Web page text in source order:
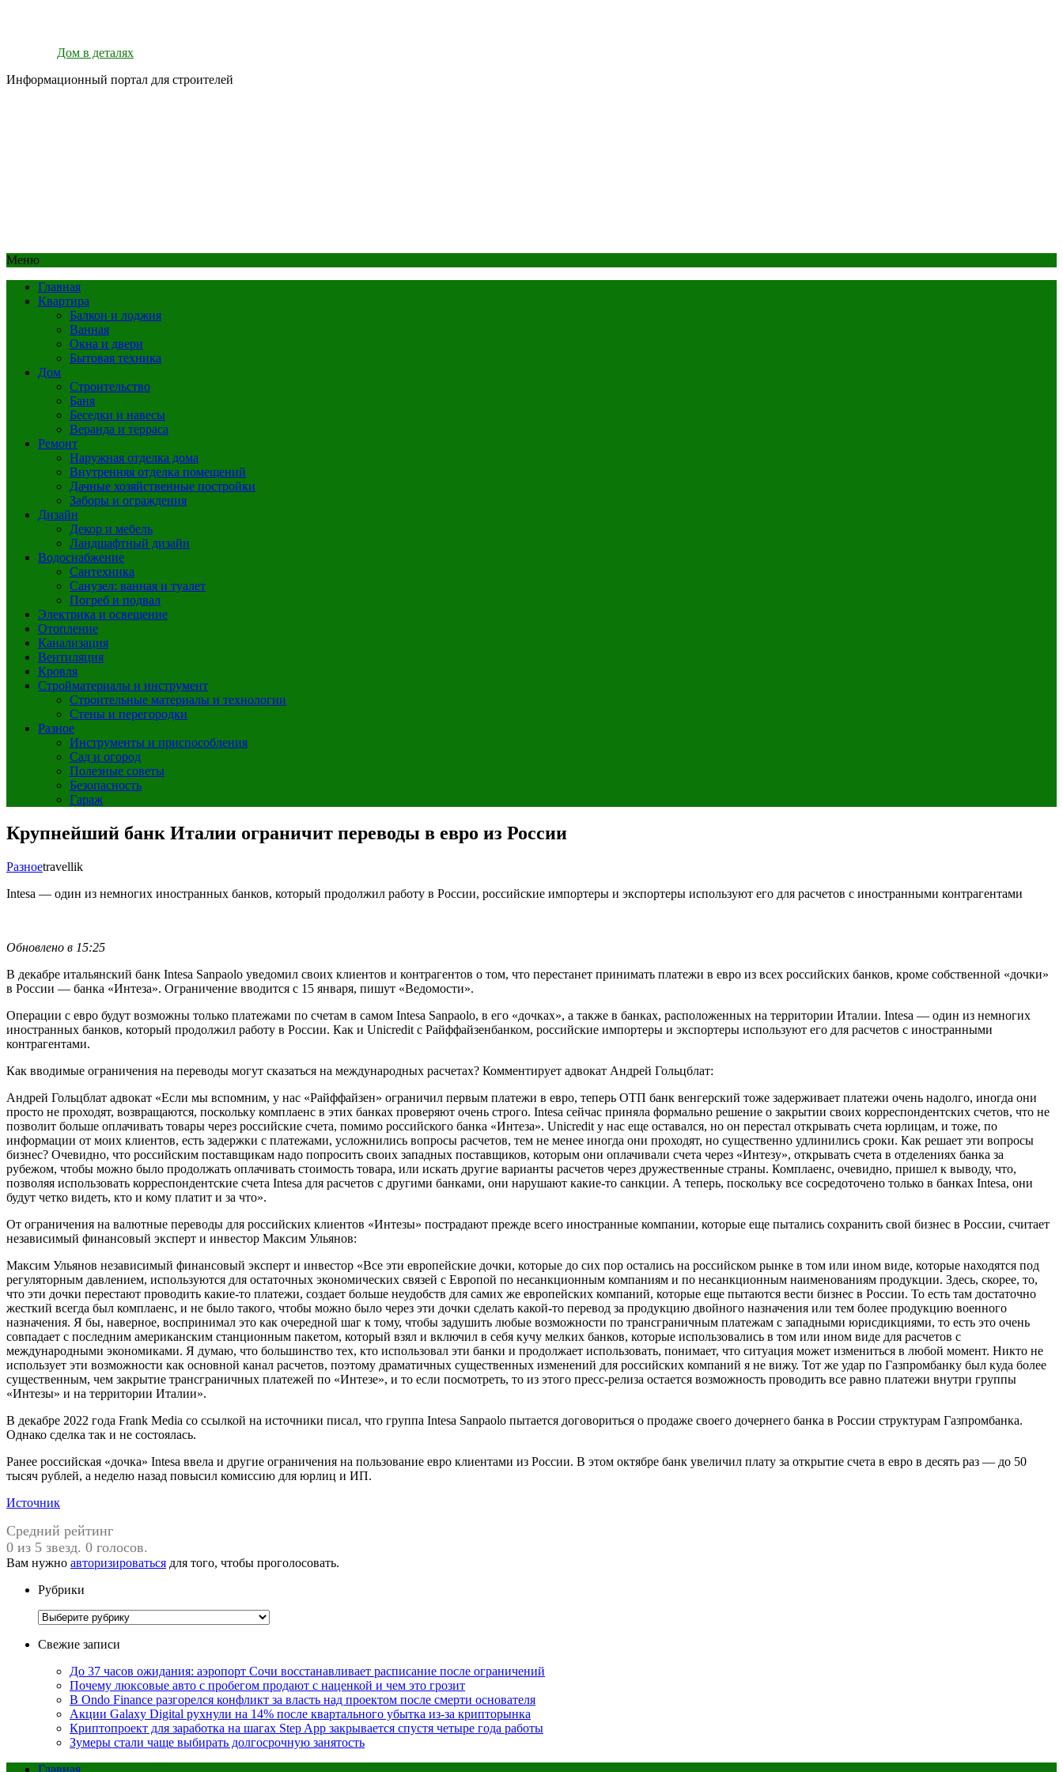
Дом в деталях
Информационный портал для строителей
Меню
Главная
Квартира
Балкон и лоджия
Ванная
Окна и двери
Бытовая техника
Дом
Строительство
Баня
Беседки и навесы
Веранда и терраса
Ремонт
Наружная отделка дома
Внутренняя отделка помещений
Дачные хозяйственные постройки
Заборы и ограждения
Дизайн
Декор и мебель
Ландшафтный дизайн
Водоснабжение
Сантехника
Санузел: ванная и туалет
Погреб и подвал
Электрика и освещение
Отопление
Канализация
Вентиляция
Кровля
Стройматериалы и инструмент
Строительные материалы и технологии
Стены и перегородки
Разное
Инструменты и приспособления
Сад и огород
Полезные советы
Безопасность
Гараж
Крупнейший банк Италии ограничит переводы в евро из России
Разноеtravellik
Intesa — один из немногих иностранных банков, который продолжил работу в России, российские импортеры и экспортеры используют его для расчетов с иностранными контрагентами
Обновлено в 15:25
В декабре итальянский банк Intesa Sanpaolo уведомил своих клиентов и контрагентов о том, что перестанет принимать платежи в евро из всех российских банков, кроме собственной «дочки»
в России — банка «Интеза». Ограничение вводится с 15 января, пишут «Ведомости».
Операции с евро будут возможны только платежами по счетам в самом Intesa Sanpaolo, в его «дочках», а также в банках, расположенных на территории Италии. Intesa — один из немногих
иностранных банков, который продолжил работу в России. Как и Unicredit с Райффайзенбанком, российские импортеры и экспортеры используют его для расчетов с иностранными
контрагентами.
Как вводимые ограничения на переводы могут сказаться на международных расчетах? Комментирует адвокат Андрей Гольцблат:
Андрей Гольцблат адвокат «Если мы вспомним, у нас «Райффайзен» ограничил первым платежи в евро, теперь ОТП банк венгерский тоже задерживает платежи очень надолго, иногда они
просто не проходят, возвращаются, поскольку комплаенс в этих банках проверяют очень строго. Intesa сейчас приняла формально решение о закрытии своих корреспондентских счетов, что не
позволит больше оплачивать товары через российские счета, помимо российского банка «Интеза». Unicredit у нас еще оставался, но он перестал открывать счета юрлицам, и тоже, по
информации от моих клиентов, есть задержки с платежами, усложнились вопросы расчетов, тем не менее иногда они проходят, но существенно удлинились сроки. Как решает эти вопросы
бизнес? Очевидно, что российским поставщикам надо попросить своих западных поставщиков, которым они оплачивали счета через «Интезу», открывать счета в отделениях банка за
рубежом, чтобы можно было продолжать оплачивать стоимость товара, или искать другие варианты расчетов через дружественные страны. Комплаенс, очевидно, пришел к выводу, что,
позволяя использовать корреспондентские счета Intesa для расчетов с другими банками, они нарушают какие-то санкции. А теперь, поскольку все сосредоточено только в банках Intesa, они
будут четко видеть, кто и кому платит и за что».
От ограничения на валютные переводы для российских клиентов «Интезы» пострадают прежде всего иностранные компании, которые еще пытались сохранить свой бизнес в России, считает
независимый финансовый эксперт и инвестор Максим Ульянов:
Максим Ульянов независимый финансовый эксперт и инвестор «Все эти европейские дочки, которые до сих пор остались на российском рынке в том или ином виде, которые находятся под
регуляторным давлением, используются для остаточных экономических связей с Европой по несанкционным компаниям и по несанкционным наименованиям продукции. Здесь, скорее, то,
что эти дочки перестают проводить какие-то платежи, создает больше неудобств для самих же европейских компаний, которые еще пытаются вести бизнес в России. То есть там достаточно
жесткий всегда был комплаенс, и не было такого, чтобы можно было через эти дочки сделать какой-то перевод за продукцию двойного назначения или тем более продукцию военного
назначения. Я бы, наверное, воспринимал это как очередной шаг к тому, чтобы задушить любые возможности по трансграничным платежам с западными юрисдикциями, то есть это очень
совпадает с последним американским станционным пакетом, который взял и включил в себя кучу мелких банков, которые использовались в том или ином виде для расчетов с
международными экономиками. Я думаю, что большинство тех, кто использовал эти банки и продолжает использовать, понимает, что ситуация может измениться в любой момент. Никто не
использует эти возможности как основной канал расчетов, поэтому драматичных существенных изменений для российских компаний я не вижу. Тот же удар по Газпромбанку был куда более
существенным, чем закрытие трансграничных платежей по «Интезе», и то если посмотреть, то из этого пресс-релиза остается возможность проводить все равно платежи внутри группы
«Интезы» и на территории Италии».
В декабре 2022 года Frank Media со ссылкой на источники писал, что группа Intesa Sanpaolo пытается договориться о продаже своего дочернего банка в России структурам Газпромбанка.
Однако сделка так и не состоялась.
Ранее российская «дочка» Intesa ввела и другие ограничения на пользование евро клиентами из России. В этом октябре банк увеличил плату за открытие счета в евро в десять раз — до 50
тысяч рублей, а неделю назад повысил комиссию для юрлиц и ИП.
Источник
Средний рейтинг
0 из 5 звезд. 0 голосов.
Вам нужно авторизироваться для того, чтобы проголосовать.
Рубрики
Рубрики
Свежие записи
До 37 часов ожидания: аэропорт Сочи восстанавливает расписание после ограничений
Почему люксовые авто с пробегом продают с наценкой и чем это грозит
В Ondo Finance разгорелся конфликт за власть над проектом после смерти основателя
Акции Galaxy Digital рухнули на 14% после квартального убытка из-за крипторынка
Криптопроект для заработка на шагах Step App закрывается спустя четыре года работы
Зумеры стали чаще выбирать долгосрочную занятость
Главная